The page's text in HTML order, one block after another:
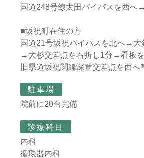
国道248号線太田バイパスを西へ
■坂祝町在住の方
国道21号坂祝バイパスを北へ→大
→大杉交差点を右折し1分→看板を
旧県道坂祝関線深萱交差点を西
駐車場
院前に20台完備
診療科目
内科
循環器内科